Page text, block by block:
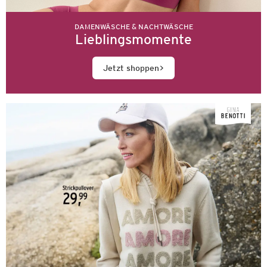
DAMENWÄSCHE & NACHTWÄSCHE
Lieblingsmomente
Jetzt shoppen